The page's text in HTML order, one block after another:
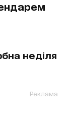
неділя
Реклама